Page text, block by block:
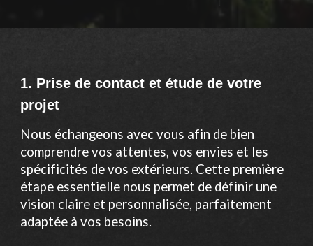
1. Prise de contact et étude de votre
projet
Nous échangeons avec vous afin de bien
comprendre vos attentes, vos envies et les
spécificités de vos extérieurs. Cette première
étape essentielle nous permet de définir une
vision claire et personnalisée, parfaitement
adaptée à vos besoins.